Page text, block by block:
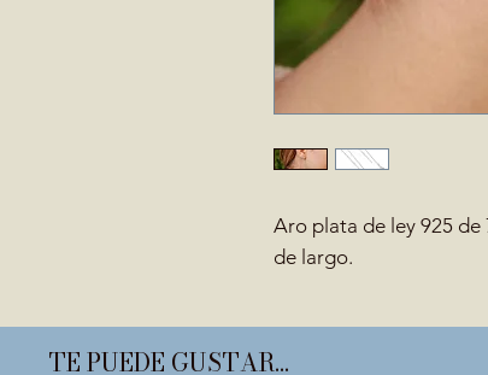
Aro plata de ley 925 de
de largo.
TE PUEDE GUSTAR...